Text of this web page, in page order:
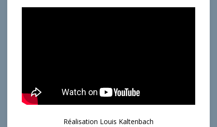
Réalisation Louis Kaltenbach